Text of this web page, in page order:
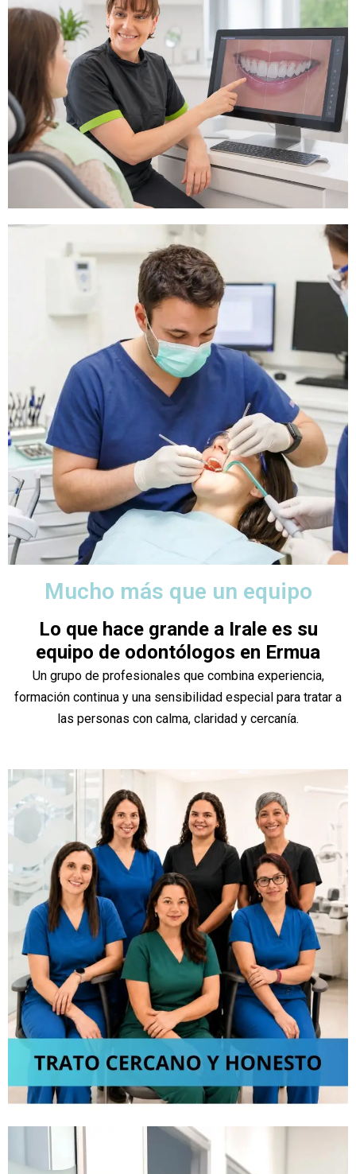
Mucho más que un equipo
Lo que hace grande a Irale es su
equipo de odontólogos en Ermua
Un grupo de profesionales que combina experiencia,
formación continua y una sensibilidad especial para tratar a
las personas con calma, claridad y cercanía.